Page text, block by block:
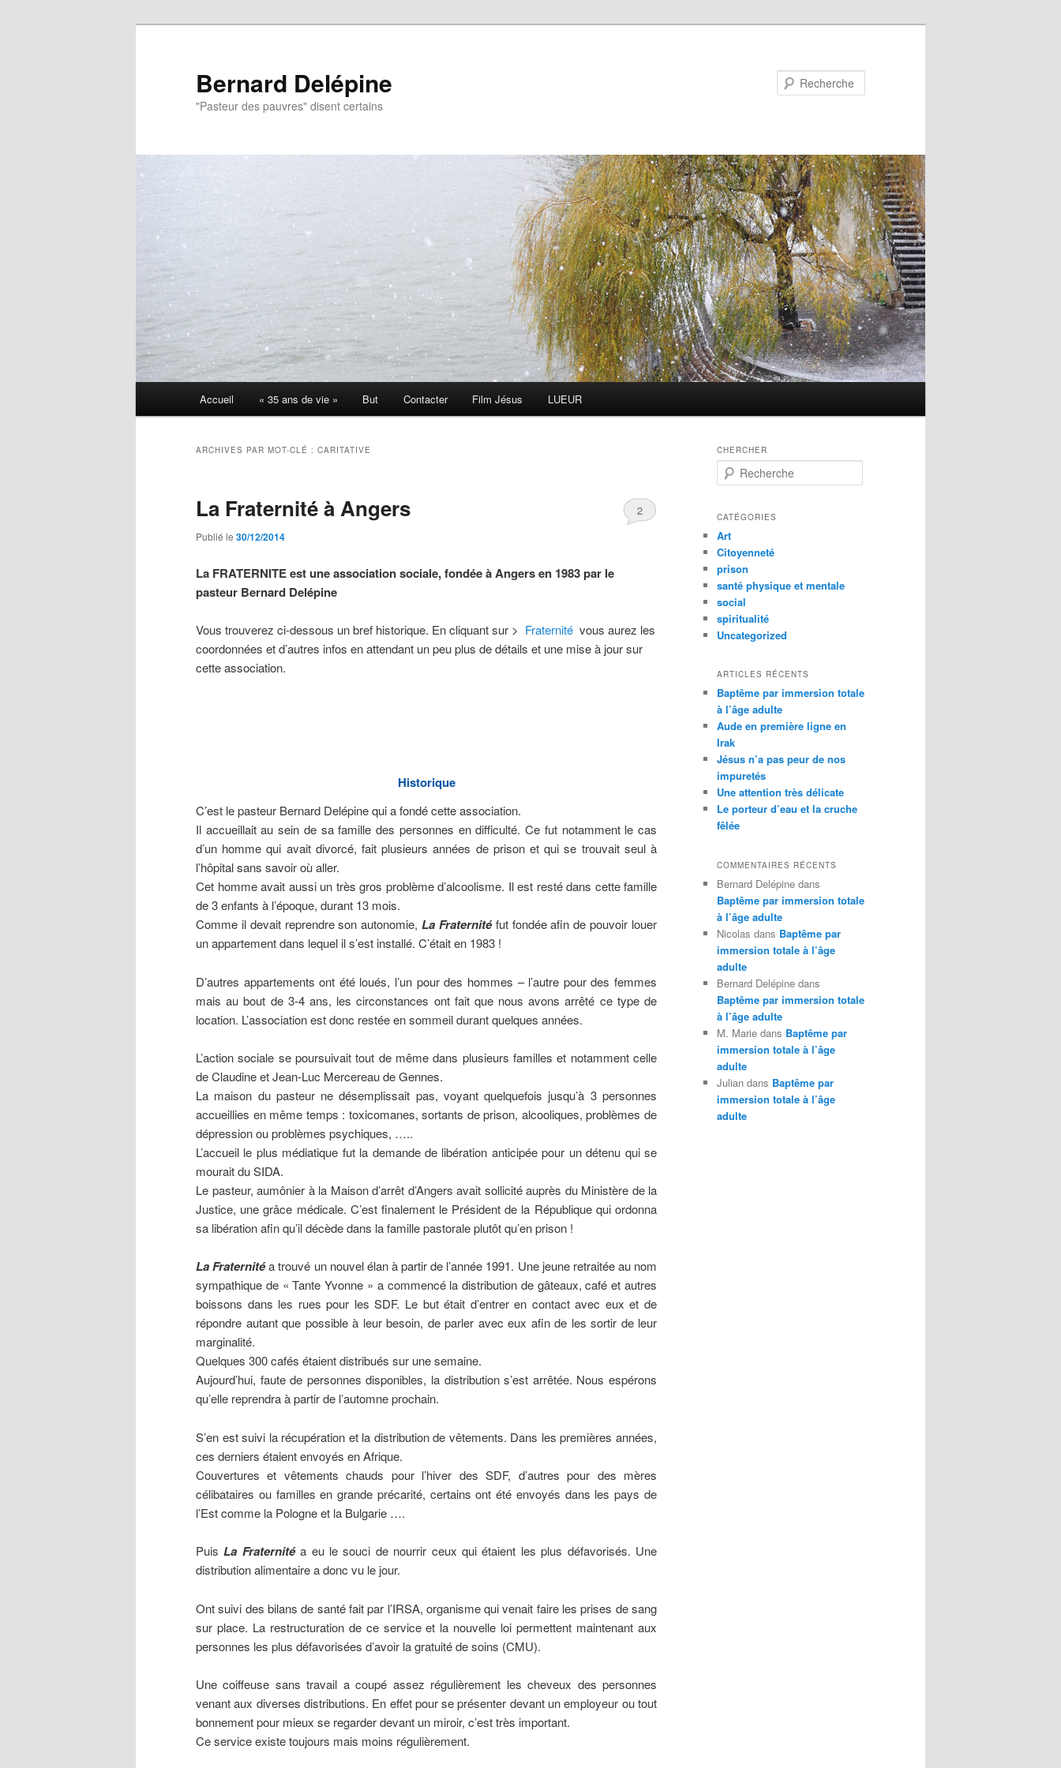
Bernard Delépine
"Pasteur des pauvres" disent certains
Accueil « 35 ans de vie » But Contacter Film Jésus LUEUR
ARCHIVES PAR MOT-CLÉ : CARITATIVE
La Fraternité à Angers
Publié le 30/12/2014
2
La FRATERNITE est une association sociale, fondée à Angers en 1983 par le
pasteur Bernard Delépine
Vous trouverez ci-dessous un bref historique. En cliquant sur > Fraternité vous aurez les
coordonnées et d’autres infos en attendant un peu plus de détails et une mise à jour sur
cette association.
Historique
C’est le pasteur Bernard Delépine qui a fondé cette association.
Il accueillait au sein de sa famille des personnes en difficulté. Ce fut notamment le cas
d’un homme qui avait divorcé, fait plusieurs années de prison et qui se trouvait seul à
l’hôpital sans savoir où aller.
Cet homme avait aussi un très gros problème d’alcoolisme. Il est resté dans cette famille
de 3 enfants à l’époque, durant 13 mois.
Comme il devait reprendre son autonomie,La Fraternitéfut fondée afin de pouvoir louer
un appartement dans lequel il s’est installé. C’était en 1983 !
D’autres appartements ont été loués, l’un pour des hommes – l’autre pour des femmes
mais au bout de 3-4 ans, les circonstances ont fait que nous avons arrêté ce type de
location. L’association est donc restée en sommeil durant quelques années.
L’action sociale se poursuivait tout de même dans plusieurs familles et notamment celle
de Claudine et Jean-Luc Mercereau de Gennes.
La maison du pasteur ne désemplissait pas, voyant quelquefois jusqu’à 3 personnes
accueillies en même temps : toxicomanes, sortants de prison, alcooliques, problèmes de
dépression ou problèmes psychiques, …..
L’accueil le plus médiatique fut la demande de libération anticipée pour un détenu qui se
mourait du SIDA.
Le pasteur, aumônier à la Maison d’arrêt d’Angers avait sollicité auprès du Ministère de la
Justice, une grâce médicale. C’est finalement le Président de la République qui ordonna
sa libération afin qu’il décède dans la famille pastorale plutôt qu’en prison !
La Fraternitéa trouvé un nouvel élan à partir de l’année 1991. Une jeune retraitée au nom
sympathique de « Tante Yvonne » a commencé la distribution de gâteaux, café et autres
boissons dans les rues pour les SDF. Le but était d’entrer en contact avec eux et de
répondre autant que possible à leur besoin, de parler avec eux afin de les sortir de leur
marginalité.
Quelques 300 cafés étaient distribués sur une semaine.
Aujourd’hui, faute de personnes disponibles, la distribution s’est arrêtée. Nous espérons
qu’elle reprendra à partir de l’automne prochain.
S’en est suivi la récupération et la distribution de vêtements. Dans les premières années,
ces derniers étaient envoyés en Afrique.
Couvertures et vêtements chauds pour l’hiver des SDF, d’autres pour des mères
célibataires ou familles en grande précarité, certains ont été envoyés dans les pays de
l’Est comme la Pologne et la Bulgarie ….
Puis La Fraternitéa eu le souci de nourrir ceux qui étaient les plus défavorisés. Une
distribution alimentaire a donc vu le jour.
Ont suivi des bilans de santé fait par l’IRSA, organisme qui venait faire les prises de sang
sur place. La restructuration de ce service et la nouvelle loi permettent maintenant aux
personnes les plus défavorisées d’avoir la gratuité de soins (CMU).
Une coiffeuse sans travail a coupé assez régulièrement les cheveux des personnes
venant aux diverses distributions. En effet pour se présenter devant un employeur ou tout
bonnement pour mieux se regarder devant un miroir, c’est très important.
Ce service existe toujours mais moins régulièrement.
CHERCHER
e
h
r
c
h
e
CATÉGORIES
Art
Citoyenneté
prison
santé physique et mentale
social
spiritualité
Uncategorized
ARTICLES RÉCENTS
Baptême par immersion totale
à l’âge adulte
Aude en première ligne en
Irak
Jésus n’a pas peur de nos
impuretés
Une attention très délicate
Le porteur d’eau et la cruche
fêlée
COMMENTAIRES RÉCENTS
Bernard Delépine dans
Baptême par immersion totale
à l’âge adulte
Nicolas dans Baptême par
immersion totale à l’âge
adulte
Bernard Delépine dans
Baptême par immersion totale
à l’âge adulte
M. Marie dans Baptême par
immersion totale à l’âge
adulte
Julian dans Baptême par
immersion totale à l’âge
adulte